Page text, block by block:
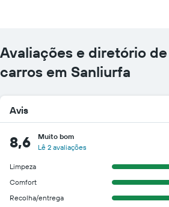
Avaliações e diretório
carros em Sanliurfa
Avis
8,6
Muito bom
Lê 2 avaliações
Limpeza
Comfort
Recolha/entrega